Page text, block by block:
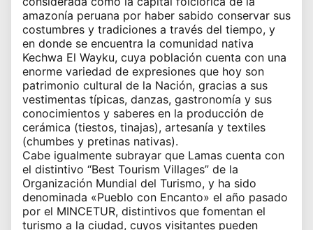
amazonía peruana por haber sabido conservar sus
costumbres y tradiciones a través del tiempo, y
en donde se encuentra la comunidad nativa
Kechwa El Wayku, cuya población cuenta con una
enorme variedad de expresiones que hoy son
patrimonio cultural de la Nación, gracias a sus
vestimentas típicas, danzas, gastronomía y sus
conocimientos y saberes en la producción de
cerámica (tiestos, tinajas), artesanía y textiles
(chumbes y pretinas nativas).
Cabe igualmente subrayar que Lamas cuenta con
el distintivo “Best Tourism Villages” de la
Organización Mundial del Turismo, y ha sido
denominada «Pueblo con Encanto» el año pasado
por el MINCETUR, distintivos que fomentan el
turismo a la ciudad, cuyos visitantes pueden